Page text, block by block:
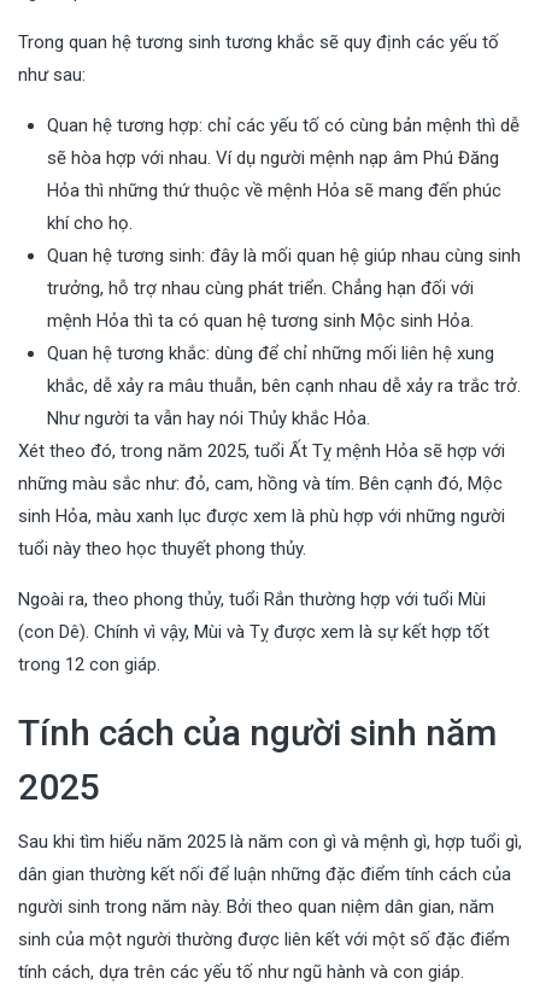
Trong quan hệ tương sinh tương khắc sẽ quy định các yếu tố
như sau:
Quan hệ tương hợp: chỉ các yếu tố có cùng bản mệnh thì dễ
sẽ hòa hợp với nhau. Ví dụ người mệnh nạp âm Phú Đăng
Hỏa thì những thứ thuộc về mệnh Hỏa sẽ mang đến phúc
khí cho họ.
Quan hệ tương sinh: đây là mối quan hệ giúp nhau cùng sinh
trưởng, hỗ trợ nhau cùng phát triển. Chẳng hạn đối với
mệnh Hỏa thì ta có quan hệ tương sinh Mộc sinh Hỏa.
Quan hệ tương khắc: dùng để chỉ những mối liên hệ xung
khắc, dễ xảy ra mâu thuẫn, bên cạnh nhau dễ xảy ra trắc trở.
Như người ta vẫn hay nói Thủy khắc Hỏa.
Xét theo đó, trong năm 2025, tuổi Ất Tỵ mệnh Hỏa sẽ hợp với
những màu sắc như: đỏ, cam, hồng và tím. Bên cạnh đó, Mộc
sinh Hỏa, màu xanh lục được xem là phù hợp với những người
tuổi này theo học thuyết phong thủy.
Ngoài ra, theo phong thủy, tuổi Rắn thường hợp với tuổi Mùi
(con Dê). Chính vì vậy, Mùi và Tỵ được xem là sự kết hợp tốt
trong 12 con giáp.
Tính cách của người sinh năm
2025
Sau khi tìm hiểu năm 2025 là năm con gì và mệnh gì, hợp tuổi gì,
dân gian thường kết nối để luận những đặc điểm tính cách của
người sinh trong năm này. Bởi theo quan niệm dân gian, năm
sinh của một người thường được liên kết với một số đặc điểm
tính cách, dựa trên các yếu tố như ngũ hành và con giáp.